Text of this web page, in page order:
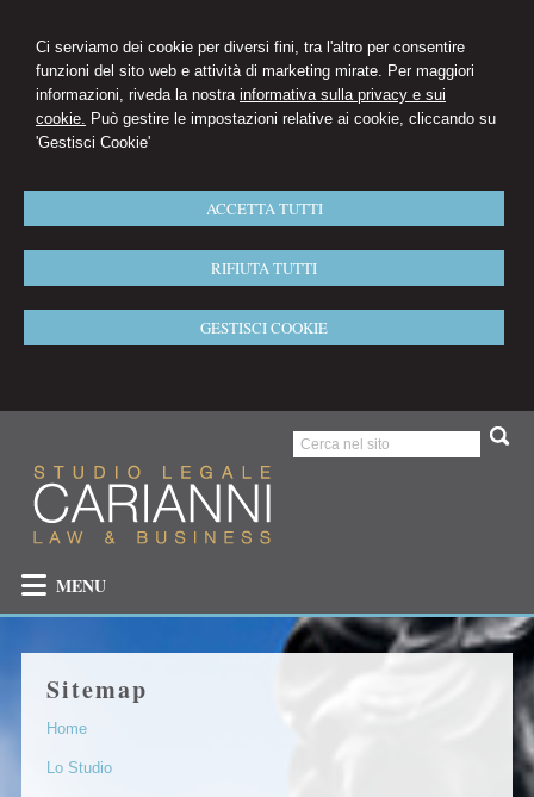
Ci serviamo dei cookie per diversi fini, tra l'altro per consentire
funzioni del sito web e attività di marketing mirate. Per maggiori
informazioni, riveda la nostra informativa sulla privacy e sui
cookie. Può gestire le impostazioni relative ai cookie, cliccando su
'Gestisci Cookie'
ACCETTA TUTTI
RIFIUTA TUTTI
GESTISCI COOKIE
MENU
Sitemap
Home
Lo Studio